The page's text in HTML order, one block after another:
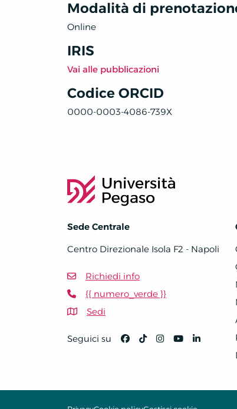
Modalità di
Online
IRIS
Vai alle pubblicazioni
Codice ORCID
0000-0003-4086-739X
Sede Centrale
Centro Direzionale Isola F2 - Napoli
Richiedi info
{{ numero_verde }}
Sedi
Seguici su